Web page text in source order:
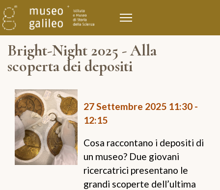
Bright-Night 2025 - Alla
scoperta dei depositi
27 Settembre 2025 11:30 -
12:15
Cosa raccontano i depositi di
un museo? Due giovani
ricercatrici presentano le
grandi scoperte dell’ultima